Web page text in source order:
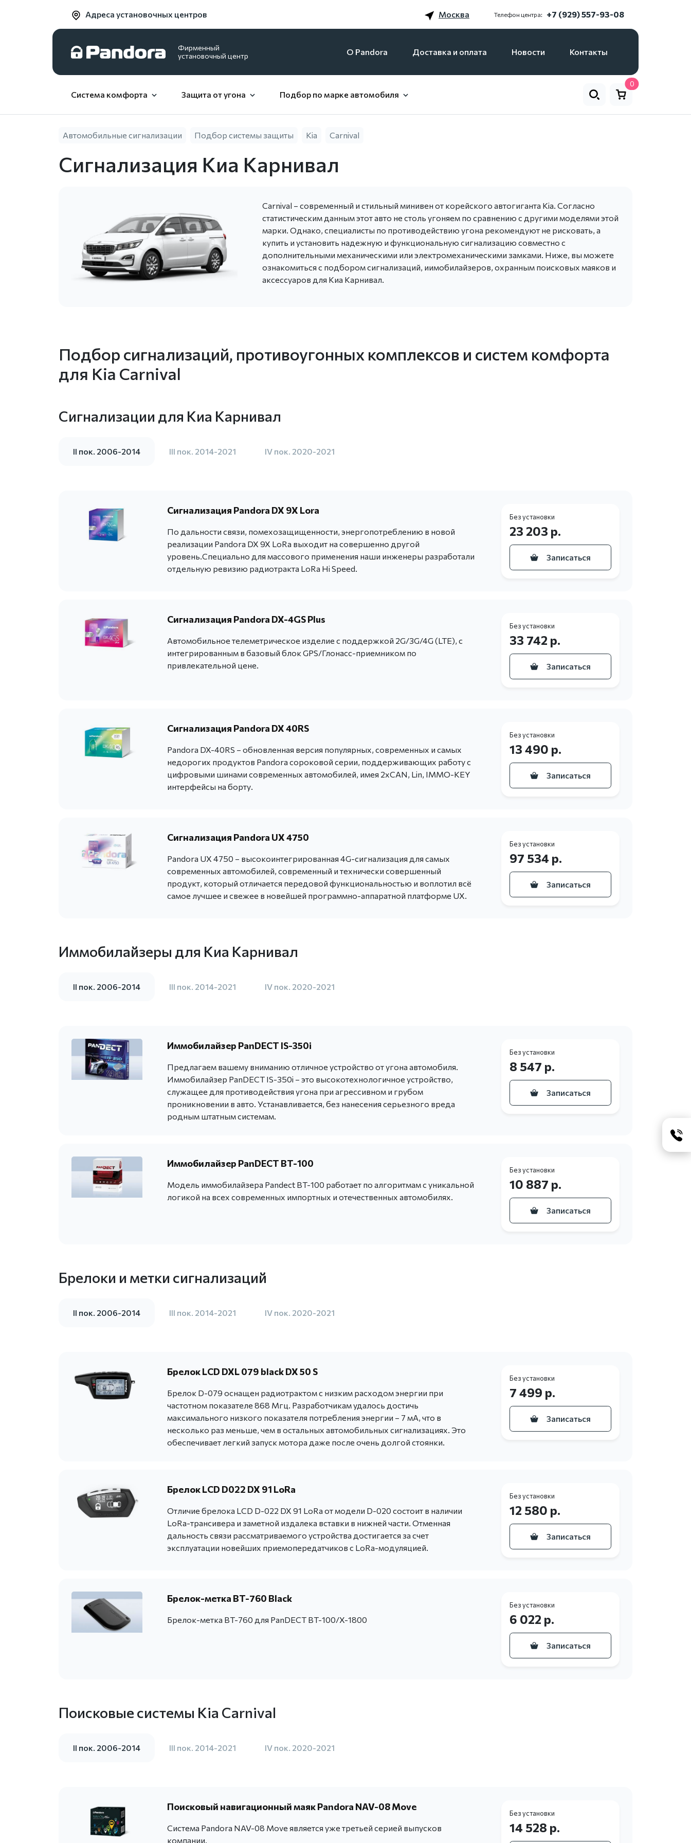
Адреса установочных центров Москва Телефон центра: +7 (929) 557-93-08
Фирменный
установочный центр
O Pandora Доставка и оплата Новости Контакты
Система комфорта Защита от угона Подбор по марке автомобиля
0
Автомобильные сигнализации Подбор системы защиты Kia Carnival
Сигнализация Киа Карнивал
Carnival – современный и стильный минивен от корейского автогиганта Kia. Согласно
статистическим данным этот авто не столь угоняем по сравнению с другими моделями этой
марки. Однако, специалисты по противодействию угона рекомендуют не рисковать, а
купить и установить надежную и функциональную сигнализацию совместно с
дополнительными механическими или электромеханическими замками. Ниже, вы можете
ознакомиться с подбором сигнализаций, иимобилайзеров, охранным поисковых маяков и
аксессуаров для Киа Карнивал.
Подбор сигнализаций, противоугонных комплексов и систем комфорта
для Kia Carnival
Сигнализации для Киа Карнивал
II пок. 2006-2014 III пок. 2014-2021 IV пок. 2020-2021
Сигнализация Pandora DX 9X Lora
По дальности связи, помехозащищенности, энергопотреблению в новой
реализации Pandora DX 9X LoRa выходит на совершенно другой
уровень.Специально для массового применения наши инженеры разработали
отдельную ревизию радиотракта LoRa Hi Speed.
Без установки
23 203 р.
Записаться
Сигнализация Pandora DX-4GS Plus
Автомобильное телеметрическое изделие с поддержкой 2G/3G/4G (LTE), с
интегрированным в базовый блок GPS/Глонасс-приемником по
привлекательной цене.
Без установки
33 742 р.
Записаться
Сигнализация Pandora DX 40RS
Pandora DX-40RS – обновленная версия популярных, современных и самых
недорогих продуктов Pandora сороковой серии, поддерживающих работу с
цифровыми шинами современных автомобилей, имея 2хCAN, Lin, IMMO-KEY
интерфейсы на борту.
Без установки
13 490 р.
Записаться
Сигнализация Pandora UX 4750
Pandora UX 4750 – высокоинтегрированная 4G-сигнализация для самых
современных автомобилей, современный и технически совершенный
продукт, который отличается передовой функциональностью и воплотил всё
самое лучшее и свежее в новейшей программно-аппаратной платформе UX.
Без установки
97 534 р.
Записаться
Иммобилайзеры для Киа Карнивал
II пок. 2006-2014 III пок. 2014-2021 IV пок. 2020-2021
Иммобилайзер PanDECT IS-350i
Предлагаем вашему вниманию отличное устройство от угона автомобиля.
Иммобилайзер PanDECT IS-350i – это высокотехнологичное устройство,
служащее для противодействия угона при агрессивном и грубом
проникновении в авто. Устанавливается, без нанесения серьезного вреда
родным штатным системам.
Без установки
8 547 р.
Записаться
Иммобилайзер PanDECT BT-100
Модель иммобилайзера Pandect BT-100 работает по алгоритмам с уникальной
логикой на всех современных импортных и отечественных автомобилях.
Без установки
10 887 р.
Записаться
Брелоки и метки сигнализаций
II пок. 2006-2014 III пок. 2014-2021 IV пок. 2020-2021
Брелок LCD DXL 079 black DX 50 S
Брелок D-079 оснащен радиотрактом с низким расходом энергии при
частотном показателе 868 Мгц. Разработчикам удалось достичь
максимального низкого показателя потребления энергии – 7 мА, что в
несколько раз меньше, чем в остальных автомобильных сигнализациях. Это
обеспечивает легкий запуск мотора даже после очень долгой стоянки.
Без установки
7 499 р.
Записаться
Брелок LCD D022 DX 91 LoRa
Отличие брелока LCD D-022 DX 91 LoRa от модели D-020 состоит в наличии
LoRa-трансивера и заметной издалека вставки в нижней части. Отменная
дальность связи рассматриваемого устройства достигается за счет
эксплуатации новейших приемопередатчиков с LoRa-модуляцией.
Без установки
12 580 р.
Записаться
Брелок-метка BT-760 Black
Брелок-метка BT-760 для PanDECT BT-100/X-1800
Без установки
6 022 р.
Записаться
Поисковые системы Kia Carnival
II пок. 2006-2014 III пок. 2014-2021 IV пок. 2020-2021
Поисковый навигационный маяк Pandora NAV-08 Move
Система Pandora NAV-08 Move является уже третьей серией выпусков
компании.
Без установки
14 528 р.